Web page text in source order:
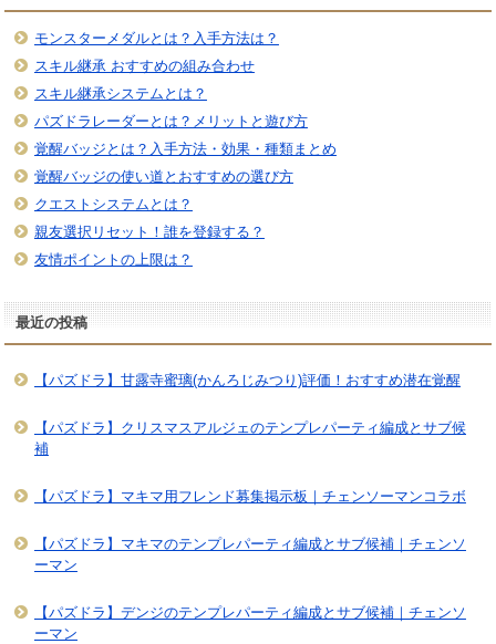
モンスターメダルとは？入手方法は？
スキル継承 おすすめの組み合わせ
スキル継承システムとは？
パズドラレーダーとは？メリットと遊び方
覚醒バッジとは？入手方法・効果・種類まとめ
覚醒バッジの使い道とおすすめの選び方
クエストシステムとは？
親友選択リセット！誰を登録する？
友情ポイントの上限は？
最近の投稿
【パズドラ】甘露寺蜜璃(かんろじみつり)評価！おすすめ潜在覚醒
【パズドラ】クリスマスアルジェのテンプレパーティ編成とサブ候
補
【パズドラ】マキマ用フレンド募集掲示板｜チェンソーマンコラボ
【パズドラ】マキマのテンプレパーティ編成とサブ候補｜チェンソ
ーマン
【パズドラ】デンジのテンプレパーティ編成とサブ候補｜チェンソ
ーマン